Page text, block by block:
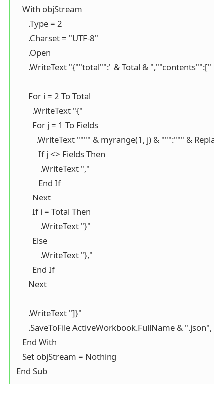
   With objStream
      .Type = 2
      .Charset = "UTF-8"
      .Open
      .WriteText "{""total"":" & Total & ",""contents"":["
      For i = 2 To Total
        .WriteText "{"
        For j = 1 To Fields
.WriteText """" & myrange(1, j) & """:""" &
           If j <> Fields Then
            .WriteText ","
           End If
        Next
        If i = Total Then
            .WriteText "}"
        Else
            .WriteText "},"
        End If
      Next
      .WriteText "]}"
      .SaveToFile ActiveWorkbook.FullName & ".json", 2
   End With
   Set objStream = Nothing
End Sub